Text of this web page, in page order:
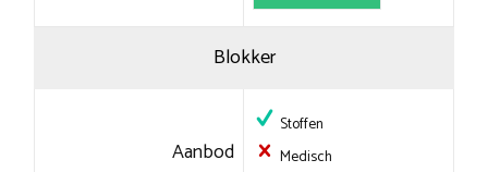
Blokker
Aanbod
Stoffen
Medisch